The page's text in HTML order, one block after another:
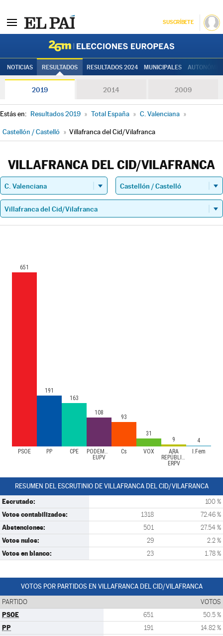
SUSCRÍBETE
NOTICIAS RESULTADOS RESULTADOS 2024 MUNICIPALES
2019 2014 2009
Estás en: Resultados 2019 » Total España » C. Valenciana »
Castellón / Castelló » Villafranca del Cid/Vilafranca
VILLAFRANCA DEL CID/VILAFRANCA
PSOE PP CPE
PODEMOS-
EUPV
Cs VOX
ARA
REPÚBLIQUES-
ERPV
I.Fem
651
191
163
108
93
31
9
4
RESUMEN DEL ESCRUTINIO DE VILLAFRANCA DEL CID/VILAFRANCA
Escrutado: 100 %
Votos contabilizados: 1318 72.46 %
Abstenciones: 501 27.54 %
Votos nulos: 29 2.2 %
Votos en blanco: 23 1.78 %
VOTOS POR PARTIDOS EN VILLAFRANCA DEL CID/VILAFRANCA
PARTIDO VOTOS
PSOE 651 50.5 %
PP 191 14.82 %